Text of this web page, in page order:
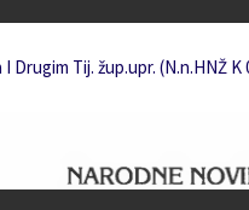
Tij. žup.upr. (N.n.HNŽ K